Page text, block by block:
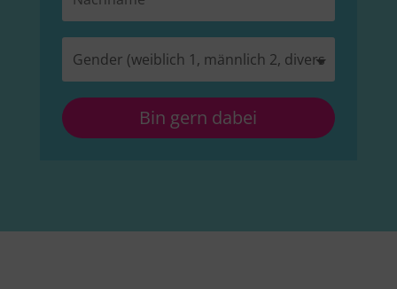
Bin gern dabei